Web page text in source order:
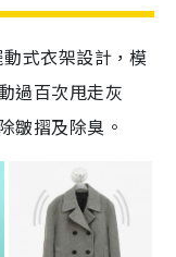
式衣架設計，模
過百次甩走灰
皺摺及除臭。